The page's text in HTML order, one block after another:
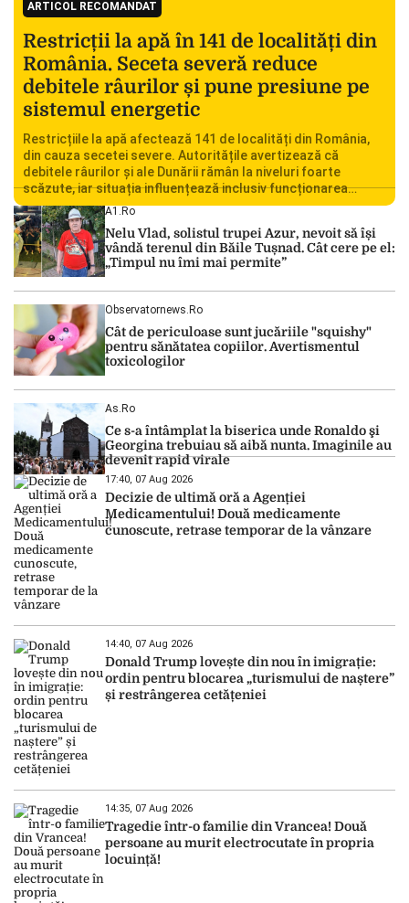
ARTICOL RECOMANDAT
Restricții la apă în 141 de localități din
România. Seceta severă reduce
debitele râurilor și pune presiune pe
sistemul energetic
Restricțiile la apă afectează 141 de localități din România,
din cauza secetei severe. Autoritățile avertizează că
debitele râurilor și ale Dunării rămân la niveluri foarte
scăzute, iar situația influențează inclusiv funcționarea
Centralei Nucleare de la Cernavodă. România se confruntă
cu una dintre cele mai dificile perioade din punct de vedere
hidrologic din ultimii ani. Lipsa […]
A1.ro
Nelu Vlad, solistul trupei Azur, nevoit să își
vândă terenul din Băile Tușnad. Cât cere pe el:
„Timpul nu îmi mai permite”
Observatornews.ro
Cât de periculoase sunt jucăriile "squishy"
pentru sănătatea copiilor. Avertismentul
toxicologilor
As.ro
Ce s-a întâmplat la biserica unde Ronaldo şi
Georgina trebuiau să aibă nunta. Imaginile au
devenit rapid virale
17:40, 07 Aug 2026
Decizie de ultimă oră a Agenției
Medicamentului! Două medicamente
cunoscute, retrase temporar de la vânzare
14:40, 07 Aug 2026
Donald Trump lovește din nou în imigrație:
ordin pentru blocarea „turismului de naștere”
și restrângerea cetățeniei
14:35, 07 Aug 2026
Tragedie într-o familie din Vrancea! Două
persoane au murit electrocutate în propria
locuință!